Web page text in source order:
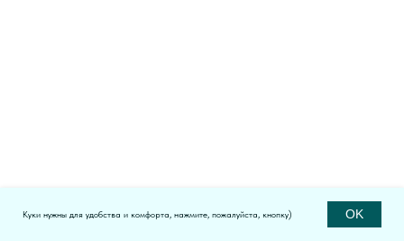
Куки нужны для удобства и комфорта, нажмите, пожалуйста, кнопку) OK